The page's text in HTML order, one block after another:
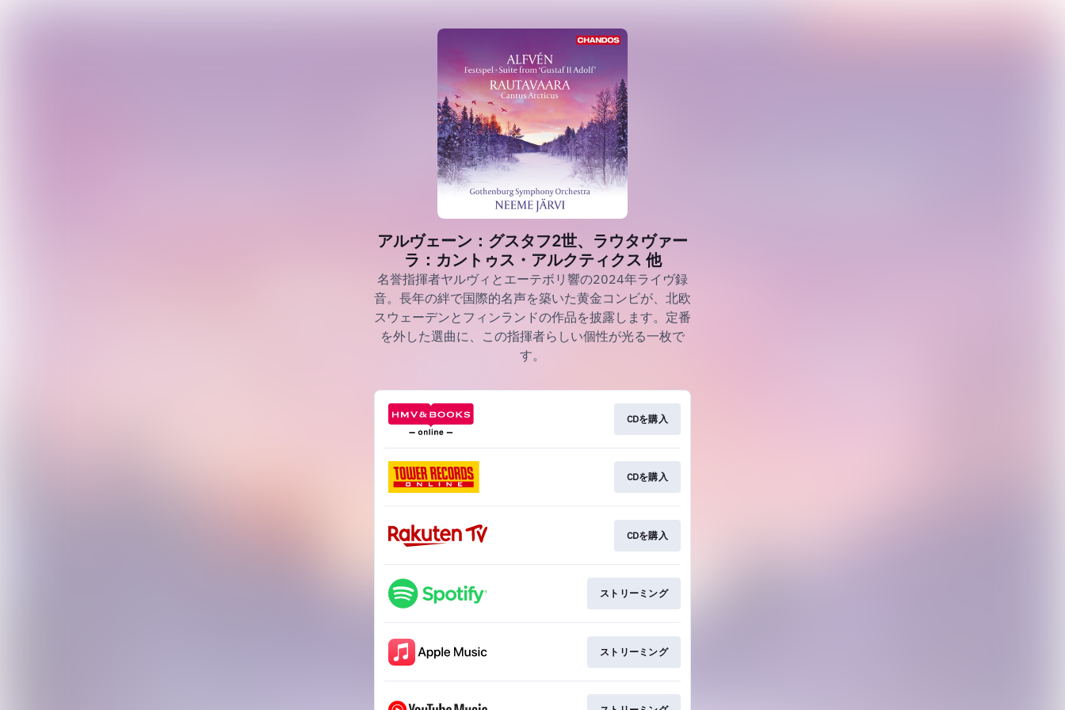
アルヴェーン：グスタフ2世、ラウタヴァー
ラ：カントゥス・アルクティクス 他
名誉指揮者ヤルヴィとエーテボリ響の2024年ライヴ録
音。長年の絆で国際的名声を築いた黄金コンビが、北欧
スウェーデンとフィンランドの作品を披露します。定番
を外した選曲に、この指揮者らしい個性が光る一枚で
す。
CDを購入
CDを購入
CDを購入
ストリーミング
ストリーミング